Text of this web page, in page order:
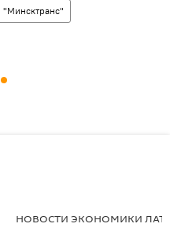
"Минсктранс"
НОВОСТИ ЭКОНОМИКИ